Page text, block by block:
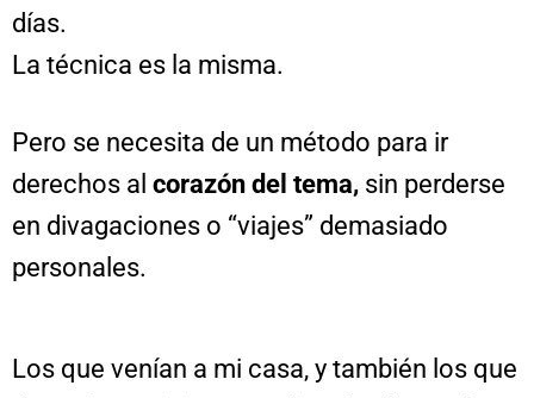
días.
La técnica es la misma.
Pero se necesita de un método para ir
derechos al corazón del tema, sin perderse
en divagaciones o “viajes” demasiado
personales.
Los que venían a mi casa, y también los que